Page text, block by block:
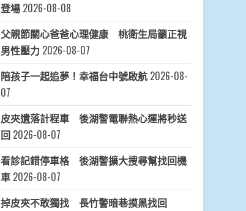
登場 2026-08-08
父親節關心爸爸心理健康 桃衛生局籲正視
男性壓力 2026-08-07
陪孩子一起追夢！幸福台中號啟航 2026-08-
07
皮夾遺落計程車 後湖警電聯熱心運將秒送
回 2026-08-07
看診記錯停車格 後湖警擴大搜尋幫找回機
車 2026-08-07
掉皮夾不敢獨找 長竹警暗巷摸黑找回